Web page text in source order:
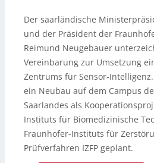
Der saarländische
und der Präsident der
Reimund Neugebauer
Vereinbarung zur Umsetzung
Zentrums für Sensor-
ein Neubau auf dem Campus
Saarlandes als
Instituts für Biomedizinische
Fraunhofer-Instituts für
Prüfverfahren IZFP geplant.